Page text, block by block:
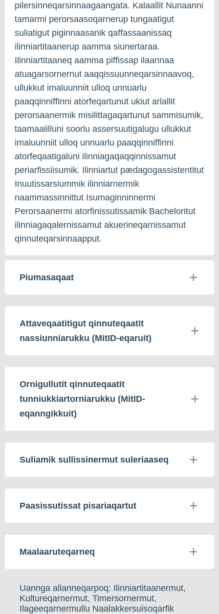
pilersinneqarsinnaagaangata. Kalaallit Nunaanni
tamarmi perorsaasoqarnerup tungaatigut
suliatigut piginnaasanik qaffassaanissaq
ilinniartitaanerup aamma siunertaraa.
Ilinniartitaaneq aamma piffissap ilaannaa
atuagarsornernut aaqqissuunneqarsinnaavoq,
ullukkut imaluunniit ulloq unnuarlu
paaqqinniffinni atorfeqartunut ukiut arlallit
perorsaanermik misilittagaqartunut sammisumik,
taamaalilluni soorlu assersuutigalugu ullukkut
imaluunniit ulloq unnuarlu paaqqinniffinni
atorfeqaatigaluni ilinniagaqaqqinnissamut
periarfissiisumik. Ilinniartut pædagogassistentitut
Inuutissarsiummik ilinniarnermik
naammassinnittut Isumaginninnermi
Perorsaanermi atorfinissutissamik Bacheloritut
ilinniagaqalernissamut akuerineqarnissamut
qinnuteqarsinnaapput.
Piumasaqaat
Attaveqaatitigut qinnuteqaatit
nassiunniarukku (MitID-eqaruit)
Ornigullutit qinnuteqaatit
tunniukkiartorniarukku (MitID-
eqanngikkuit)
Suliamik sullissinermut suleriaaseq
Paasissutissat pisariaqartut
Maalaaruteqarneq
Uannga allanneqarpoq: Ilinniartitaanermut,
Kultureqarnermut, Timersornermut,
Ilageeqarnermullu Naalakkersuisoqarfik